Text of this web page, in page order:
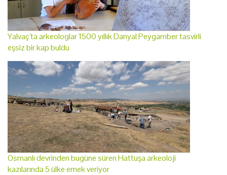
Yalvaç'ta arkeologlar 1500 yıllık Danyal Peygamber tasvirli
eşsiz bir kap buldu
Osmanlı devrinden bugüne süren Hattuşa arkeoloji
kazılarında 5 ülke emek veriyor